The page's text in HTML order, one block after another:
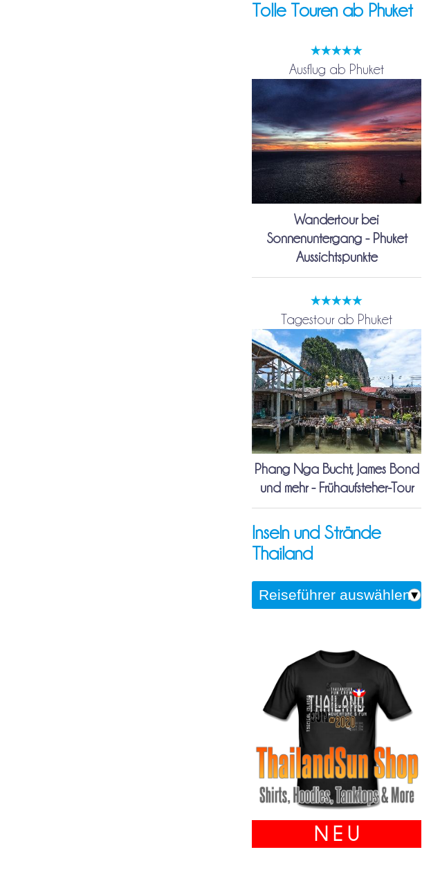
Tolle Touren ab Phuket
Ausflug ab Phuket
Wandertour bei
Sonnenuntergang - Phuket
Aussichtspunkte
Tagestour ab Phuket
Phang Nga Bucht, James Bond
und mehr - Frühaufsteher-Tour
Inseln und Strände
Thailand
N E U